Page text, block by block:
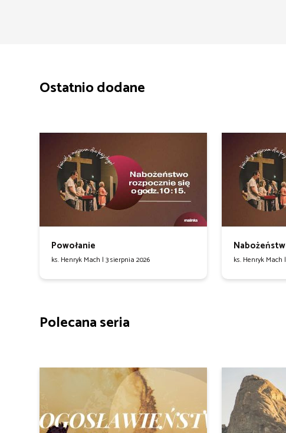
Ostatnio dodane
Powołanie
ks. Henryk Mach | 3 sierpnia 2026 ks. Henryk Mach |
Polecana seria